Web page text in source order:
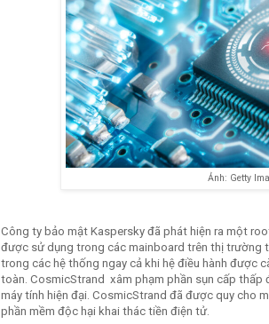
Ảnh: Getty
Công ty bảo mật Kaspersky đã phát hiện ra một
được sử dụng trong các mainboard trên thị trường
trong các hệ thống ngay cả khi hệ điều hành được
toàn. CosmicStrand xâm phạm phần sụn cấp thấp
máy tính hiện đại. CosmicStrand đã được quy cho
phần mềm độc hại khai thác tiền điện tử.